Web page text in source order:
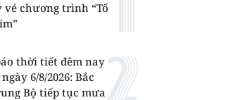
vé chương trình “Tổ
thời tiết đêm nay
6/8/2026: Bắc
Bộ tiếp tục mưa